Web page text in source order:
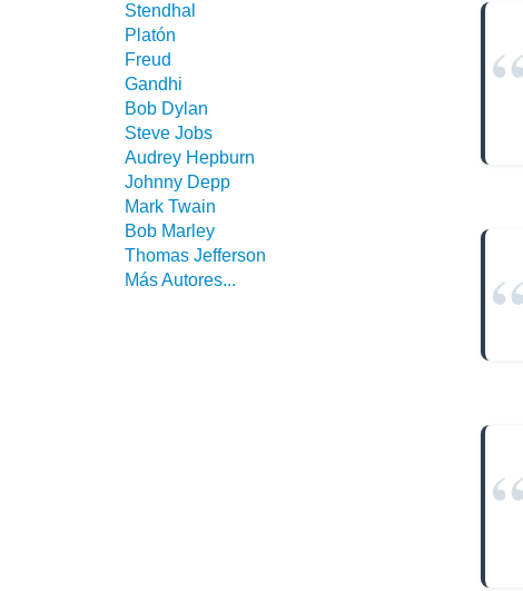
Stendhal
Platón
Freud
Gandhi
Bob Dylan
Steve Jobs
Audrey Hepburn
Johnny Depp
Mark Twain
Bob Marley
Thomas Jefferson
Más Autores...